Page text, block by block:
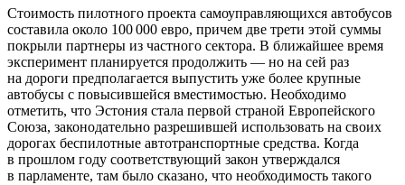
Стоимость пилотного проекта самоуправляющихся автобусов
составила около 100 000 евро, причем две трети этой суммы
покрыли партнеры из частного сектора. В ближайшее время
эксперимент планируется продолжить — но на сей раз
на дороги предполагается выпустить уже более крупные
автобусы с повысившейся вместимостью. Необходимо
отметить, что Эстония стала первой страной Европейского
Союза, законодательно разрешившей использовать на своих
дорогах беспилотные автотранспортные средства. Когда
в прошлом году соответствующий закон утверждался
в парламенте, там было сказано, что необходимость такого